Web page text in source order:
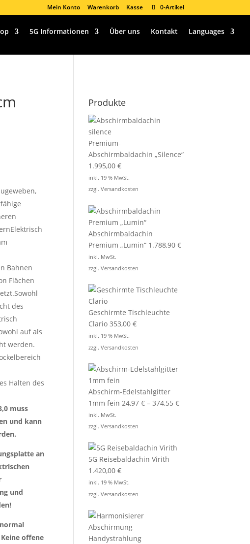
Mein Konto Warenkorb Kasse 0-Artikel
5G Informationen Über uns Kontakt Languages
Bahnen
Flächen
des
auf als
werden.
Halten des
muss
und kann
an
und
offene
Produkte
Premium-
Abschirmbaldachin „Silence“
1.995,00€
inkl. 19 % MwSt.
zzgl.Versandkosten
Abschirmbaldachin
Premium „Lumin“ 1.788,90€
inkl. MwSt.
zzgl.Versandkosten
Geschirmte Tischleuchte
Clario 353,00€
inkl. 19 % MwSt.
zzgl.Versandkosten
Abschirm-Edelstahlgitter
1mm fein 24,97€ –374,55€
inkl. MwSt.
zzgl.Versandkosten
5G Reisebaldachin Virith
1.420,00€
inkl. 19 % MwSt.
zzgl.Versandkosten